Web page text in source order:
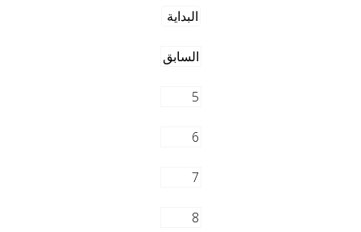
البداية
السابق
5
6
7
8